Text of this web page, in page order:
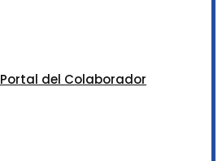
Portal del Colaborador